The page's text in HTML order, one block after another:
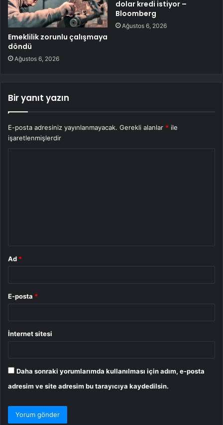
Emeklilik zorunlu çalışmaya
döndü
Ağustos 6, 2026
dolar kredi istiyor –
Bloomberg
Ağustos 6, 2026
Bir yanıt yazın
E-posta adresiniz yayınlanmayacak. Gerekli alanlar * ile
işaretlenmişlerdir
Ad *
E-posta *
İnternet sitesi
Daha sonraki yorumlarımda kullanılması için adım, e-posta
adresim ve site adresim bu tarayıcıya kaydedilsin.